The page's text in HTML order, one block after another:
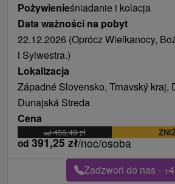
Pożywienieśniadanie i kolacja
Data ważności na pobyt
22.12.2026 (Oprócz Wielkanocy,
i Sylwestra.)
Lokalizacja
Západné Slovensko, Trnavský kraj,
Dunajská Streda
Cena
od456,49zł
od391,25zł/noc/osoba
Zadzwoń do nas -